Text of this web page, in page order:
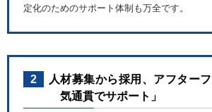
定化のためのサポート体制も万全です。
2
人材募集から採用、アフター
気通貫でサポート」